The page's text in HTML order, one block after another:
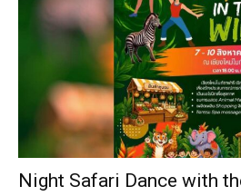
Night Safari Dance with